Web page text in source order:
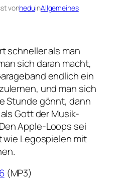
vonheduinAllgemeines
schneller als man
sich daran macht,
endlich ein
und man sich
Stunde gönnt, dann
Gott der Musik-
Apple-Loops sei
wie Legospielen mit
(MP3)